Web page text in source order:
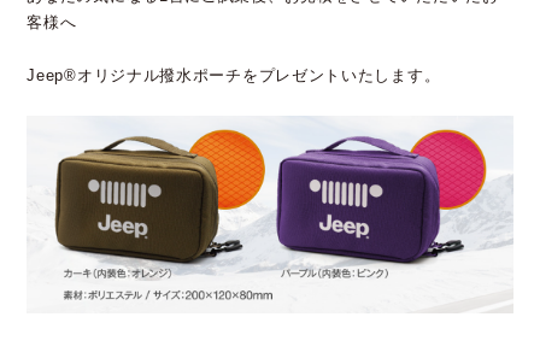
客様へ
Jeep®オリジナル撥水ポーチをプレゼントいたします。